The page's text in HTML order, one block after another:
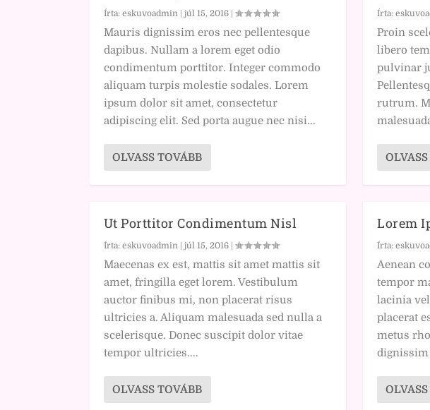
Írta: eskuvoadmin | júl 15, 2016|
Mauris dignissim eros nec pellentesque
dapibus. Nullam a lorem eget odio
condimentum porttitor. Integer commodo
aliquam turpis molestie sodales. Lorem
ipsum dolor sit amet, consectetur
adipiscing elit. Sed porta augue nec nisi...
OLVASS TOVÁBB
Ut Porttitor Condimentum Nisl
Írta: eskuvoadmin | júl 15, 2016|
Maecenas ex est, mattis sit amet mattis sit
amet, fringilla eget lorem. Vestibulum
auctor finibus mi, non placerat risus
ultricies a. Aliquam malesuada sed nulla a
scelerisque. Donec suscipit dolor vitae
tempor ultricies....
OLVASS TOVÁBB
Írta:
Proin
libero
pulvinar
rutrum.
Lorem
Írta:
Aenean
tempor
lacinia
placerat
metus
dignissim